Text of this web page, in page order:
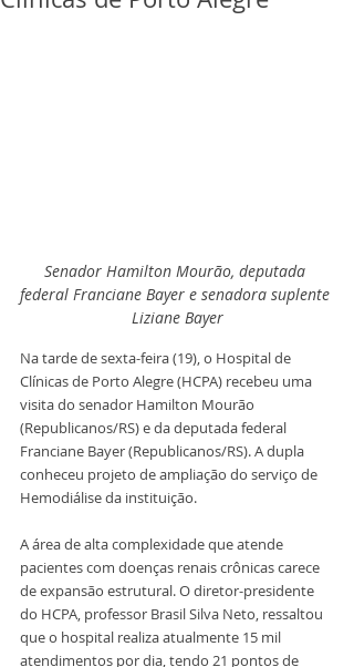
Senador Hamilton Mourão, deputada
federal Franciane Bayer e senadora suplente
Liziane Bayer
Na tarde de sexta-feira (19), o Hospital de
Clínicas de Porto Alegre (HCPA) recebeu uma
visita do senador Hamilton Mourão
(Republicanos/RS) e da deputada federal
Franciane Bayer (Republicanos/RS). A dupla
conheceu projeto de ampliação do serviço de
Hemodiálise da instituição.
A área de alta complexidade que atende
pacientes com doenças renais crônicas carece
de expansão estrutural. O diretor-presidente
do HCPA, professor Brasil Silva Neto, ressaltou
que o hospital realiza atualmente 15 mil
atendimentos por dia, tendo 21 pontos de